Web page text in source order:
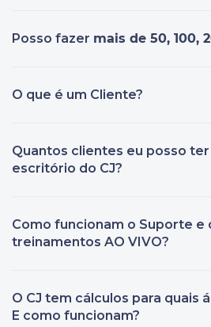
Posso fazer mais de 50, 100,
O que é um Cliente?
Quantos clientes eu posso
escritório do CJ?
Como funcionam o Suporte e
treinamentos AO VIVO?
O CJ tem cálculos para quais
E como funcionam?